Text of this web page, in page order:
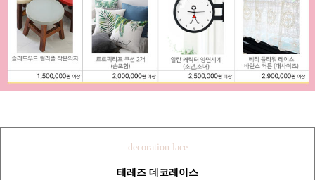
decoration lace
테레즈 데코레이스